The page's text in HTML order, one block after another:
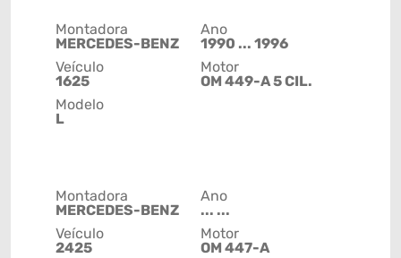
Montadora
MERCEDES-BENZ
Veículo
1625
Modelo
L
Ano
1990 ... 1996
Motor
OM 449-A 5 CIL.
Montadora
MERCEDES-BENZ
Veículo
2425
Ano
... ...
Motor
OM 447-A